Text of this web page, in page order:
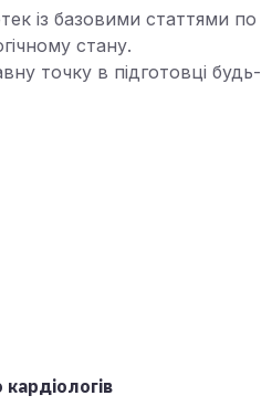
із базовими статтями по
стану.
точку в підготовці будь-